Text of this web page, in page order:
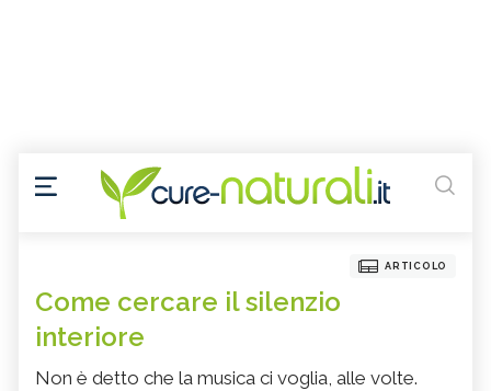
ARTICOLO
Come cercare il silenzio
interiore
Non è detto che la musica ci voglia, alle volte.